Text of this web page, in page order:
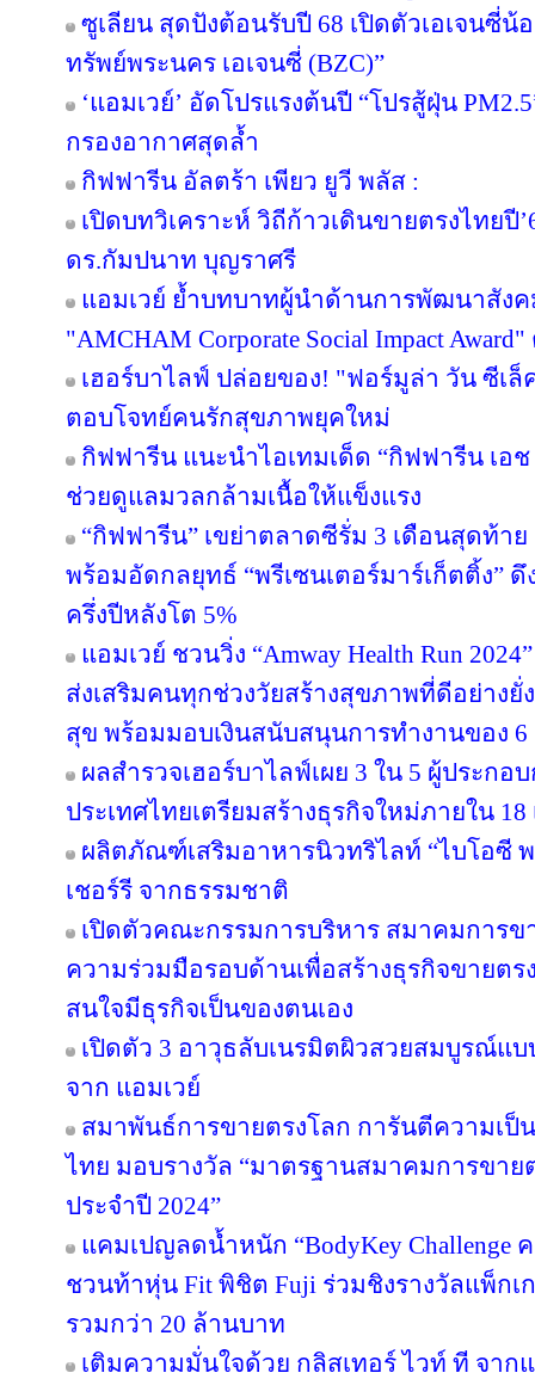
ซูเลียน สุดปังต้อนรับปี 68 เปิดตัวเอเจนซี่น้
ทรัพย์พระนคร เอเจนซี่ (BZC)”
‘แอมเวย์’ อัดโปรแรงต้นปี “โปรสู้ฝุ่น
กรองอากาศสุดล้ำ
กิฟฟารีน อัลตร้า เพียว ยูวี พลัส :
เปิดบทวิเคราะห์ วิถีก้าวเดินขายตรงไทยปี
ดร.กัมปนาท บุญราศรี
แอมเวย์ ย้ำบทบาทผู้นำด้านการพัฒนาสังค
"AMCHAM Corporate Social Impact
เฮอร์บาไลฟ์ ปล่อยของ! "ฟอร์มูล่า วัน ซีเ
ตอบโจทย์คนรักสุขภาพยุคใหม่
กิฟฟารีน แนะนำไอเทมเด็ด “กิฟฟารีน เอ
ช่วยดูแลมวลกล้ามเนื้อให้แข็งแรง
“กิฟฟารีน” เขย่าตลาดซีรั่ม 3 เดือนสุดท้า
พร้อมอัดกลยุทธ์ “พรีเซนเตอร์มาร์เก็ตติ้ง”
ครึ่งปีหลังโต 5%
แอมเวย์ ชวนวิ่ง “Amway Health Run
ส่งเสริมคนทุกช่วงวัยสร้างสุขภาพที่ดีอย่าง
สุข พร้อมมอบเงินสนับสนุนการทำงานของ
ผลสำรวจเฮอร์บาไลฟ์เผย 3 ใน 5 ผู้ประกอ
ประเทศไทยเตรียมสร้างธุรกิจใหม่ภายใน 18
ผลิตภัณฑ์เสริมอาหารนิวทริไลท์ “ไบโอซี
เชอร์รี จากธรรมชาติ
เปิดตัวคณะกรรมการบริหาร สมาคมการ
ความร่วมมือรอบด้านเพื่อสร้างธุรกิจขายตร
สนใจมีธุรกิจเป็นของตนเอง
เปิดตัว 3 อาวุธลับเนรมิตผิวสวยสมบูรณ์แบ
จาก แอมเวย์
สมาพันธ์การขายตรงโลก การันตีความเป็
ไทย มอบรางวัล “มาตรฐานสมาคมการขา
ประจำปี 2024”
แคมเปญลดน้ำหนัก “BodyKey Challenge
ชวนท้าหุ่น Fit พิชิต Fuji ร่วมชิงรางวัลแพ็กเ
รวมกว่า 20 ล้านบาท
เติมความมั่นใจด้วย กลิสเทอร์ ไวท์ ที จาก